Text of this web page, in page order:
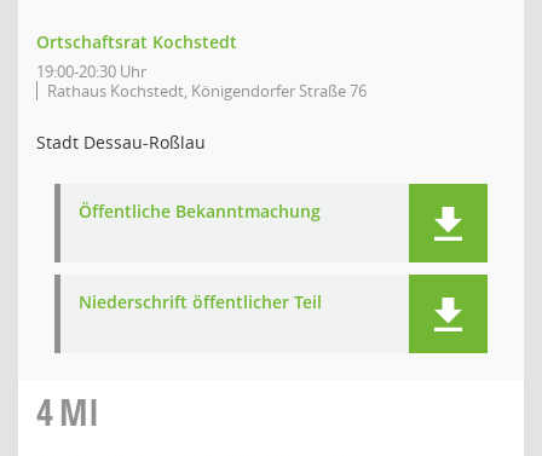
Ortschaftsrat Kochstedt
19:00-20:30 Uhr
Rathaus Kochstedt, Königendorfer Straße 76
Stadt Dessau-Roßlau
Öffentliche Bekanntmachung
Niederschrift öffentlicher Teil
4MI